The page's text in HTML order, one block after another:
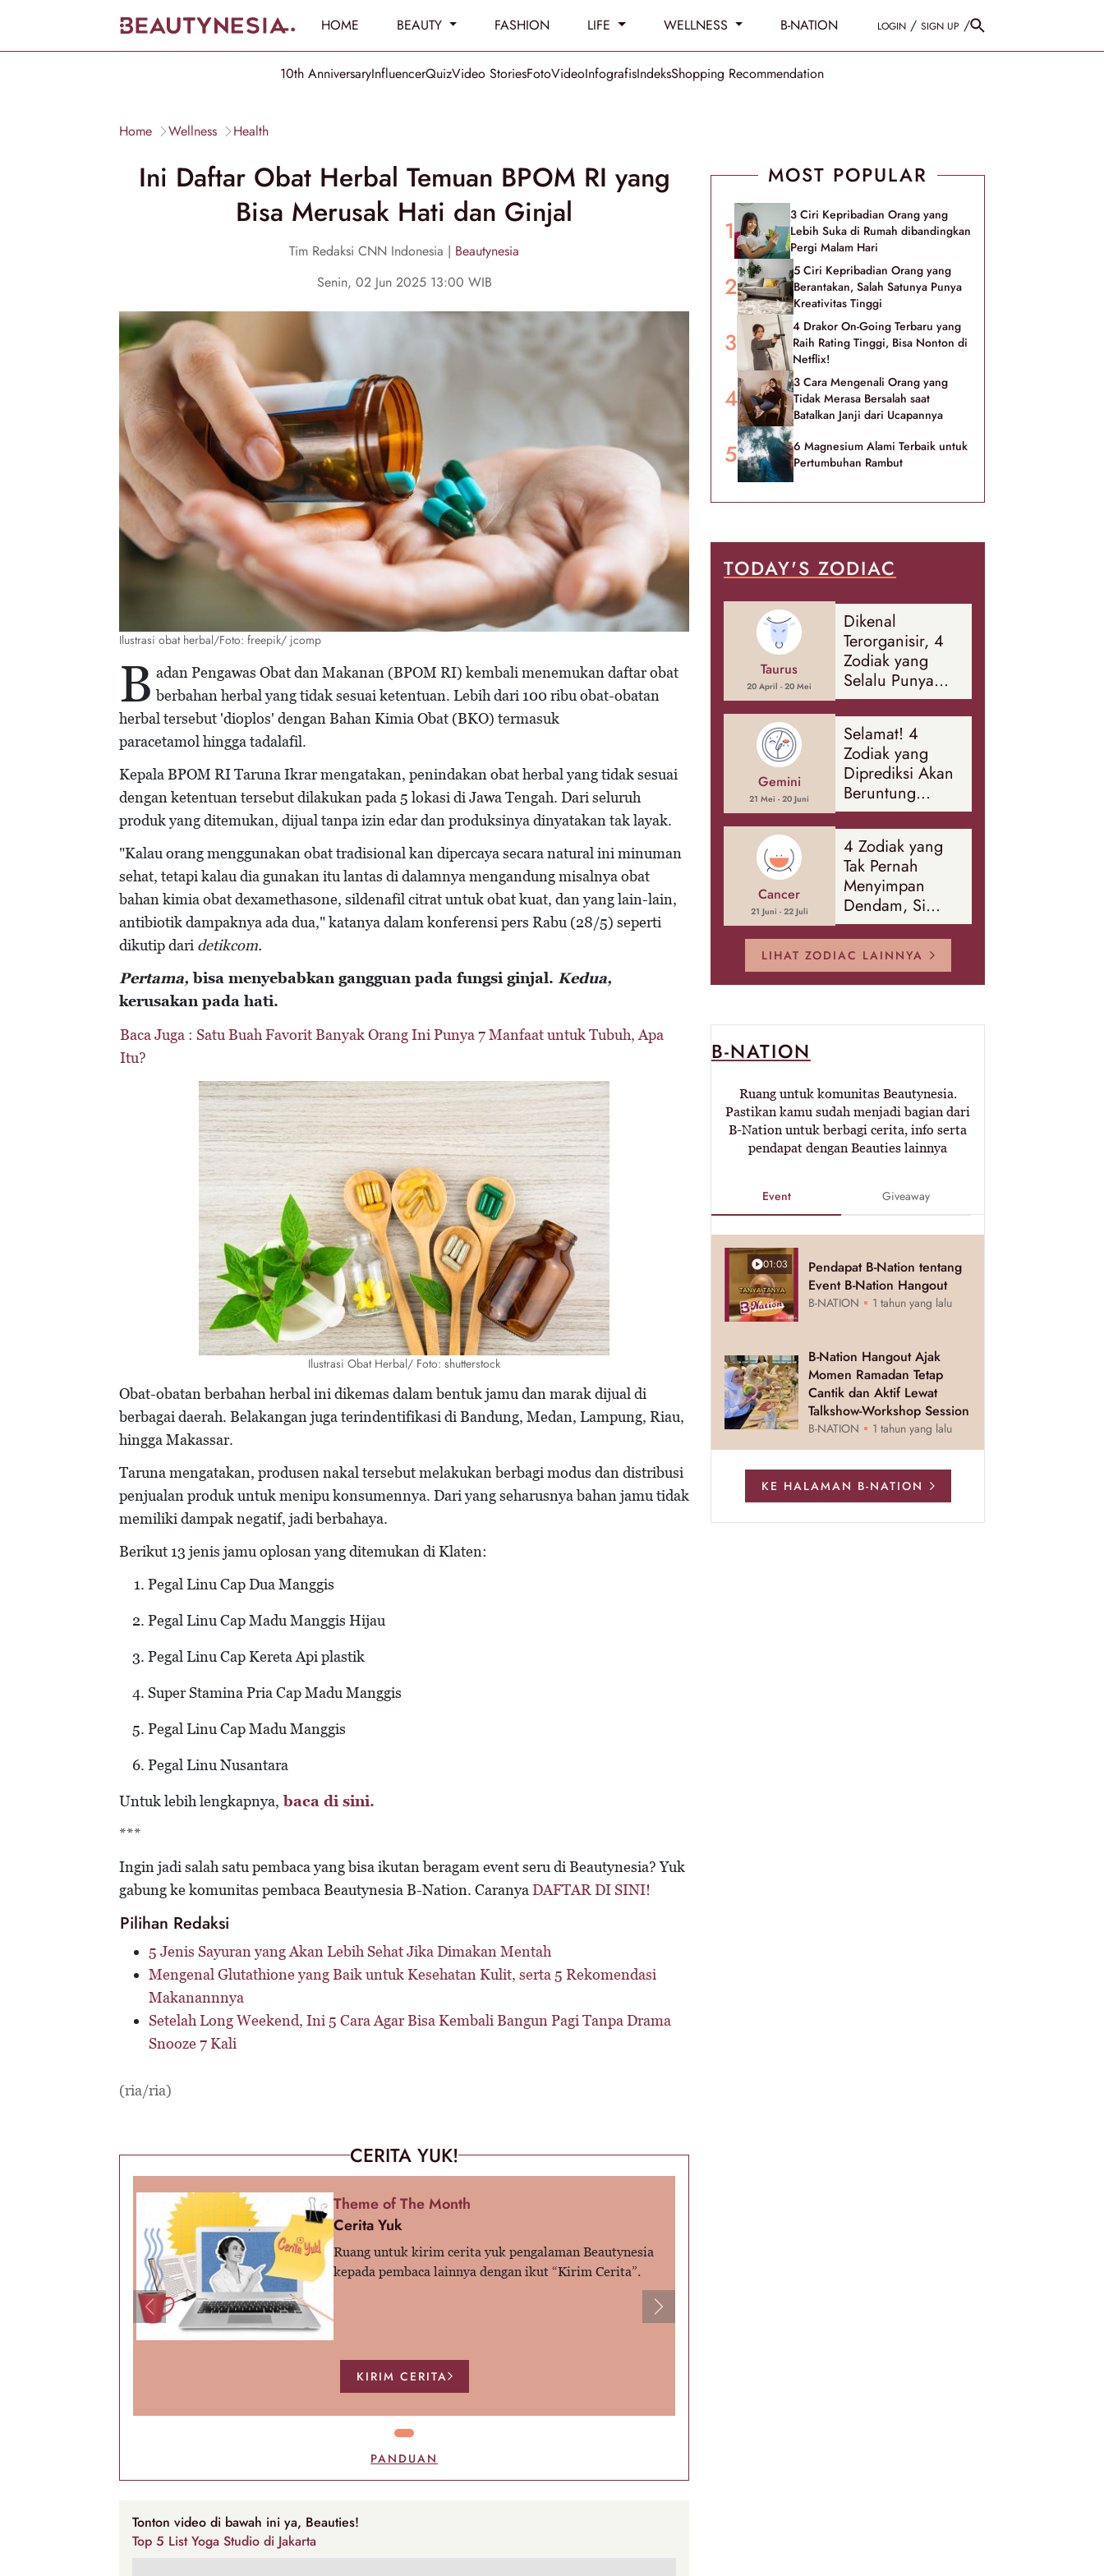
HOME BEAUTY FASHION LIFE WELLNESS B-NATION LOGIN / SIGN UP /
10th AnniversaryInfluencerQuizVideo StoriesFotoVideoInfografisIndeksShopping Recommendation
Home Wellness Health
Ini Daftar Obat Herbal Temuan BPOM RI yang
Bisa Merusak Hati dan Ginjal
Tim Redaksi CNN Indonesia | Beautynesia
Senin, 02 Jun 2025 13:00 WIB
Ilustrasi obat herbal/Foto: freepik/ jcomp
B adan Pengawas Obat dan Makanan (BPOM RI) kembali menemukan daftar obat
berbahan herbal yang tidak sesuai ketentuan. Lebih dari 100 ribu obat-obatan
herbal tersebut 'dioplos' dengan Bahan Kimia Obat (BKO) termasuk
paracetamol hingga tadalafil.
Kepala BPOM RI Taruna Ikrar mengatakan, penindakan obat herbal yang tidak sesuai
dengan ketentuan tersebut dilakukan pada 5 lokasi di Jawa Tengah. Dari seluruh
produk yang ditemukan, dijual tanpa izin edar dan produksinya dinyatakan tak layak.
"Kalau orang menggunakan obat tradisional kan dipercaya secara natural ini minuman
sehat, tetapi kalau dia gunakan itu lantas di dalamnya mengandung misalnya obat
bahan kimia obat dexamethasone, sildenafil citrat untuk obat kuat, dan yang lain-lain,
antibiotik dampaknya ada dua," katanya dalam konferensi pers Rabu (28/5) seperti
dikutip dari detikcom.
Pertama, bisa menyebabkan gangguan pada fungsi ginjal. Kedua,
kerusakan pada hati.
Baca Juga : Satu Buah Favorit Banyak Orang Ini Punya 7 Manfaat untuk Tubuh, Apa
Itu?
Ilustrasi Obat Herbal/ Foto: shutterstock
Obat-obatan berbahan herbal ini dikemas dalam bentuk jamu dan marak dijual di
berbagai daerah. Belakangan juga terindentifikasi di Bandung, Medan, Lampung, Riau,
hingga Makassar.
Taruna mengatakan, produsen nakal tersebut melakukan berbagi modus dan distribusi
penjualan produk untuk menipu konsumennya. Dari yang seharusnya bahan jamu tidak
memiliki dampak negatif, jadi berbahaya.
Berikut 13 jenis jamu oplosan yang ditemukan di Klaten:
Pegal Linu Cap Dua Manggis
Pegal Linu Cap Madu Manggis Hijau
Pegal Linu Cap Kereta Api plastik
Super Stamina Pria Cap Madu Manggis
Pegal Linu Cap Madu Manggis
Pegal Linu Nusantara
Untuk lebih lengkapnya, baca di sini.
***
Ingin jadi salah satu pembaca yang bisa ikutan beragam event seru di Beautynesia? Yuk
gabung ke komunitas pembaca Beautynesia B-Nation. CaranyaDAFTAR DI SINI!
Pilihan Redaksi
5 Jenis Sayuran yang Akan Lebih Sehat Jika Dimakan Mentah
Mengenal Glutathione yang Baik untuk Kesehatan Kulit, serta 5 Rekomendasi
Makanannnya
Setelah Long Weekend, Ini 5 Cara Agar Bisa Kembali Bangun Pagi Tanpa Drama
Snooze 7 Kali
(ria/ria)
CERITA YUK!
Theme of The Month
Cerita Yuk
Ruang untuk kirim cerita yuk pengalaman Beautynesia
kepada pembaca lainnya dengan ikut “Kirim Cerita”.
KIRIM CERITA
Previous Next
PANDUAN
Tonton video di bawah ini ya, Beauties!
Top 5 List Yoga Studio di Jakarta
MOST POPULAR
3 Ciri Kepribadian Orang yang
Lebih Suka di Rumah dibandingkan
Pergi Malam Hari
5 Ciri Kepribadian Orang yang
Berantakan, Salah Satunya Punya
Kreativitas Tinggi
4 Drakor On-Going Terbaru yang
Raih Rating Tinggi, Bisa Nonton di
Netflix!
3 Cara Mengenali Orang yang
Tidak Merasa Bersalah saat
Batalkan Janji dari Ucapannya
6 Magnesium Alami Terbaik untuk
Pertumbuhan Rambut
TODAY'S ZODIAC
Taurus
20 April - 20 Mei
Dikenal
Terorganisir, 4
Zodiak yang
Selalu Punya
Rencana
Cadangan Soal
Banyak Hal
Gemini
21 Mei - 20 Juni
Selamat! 4
Zodiak yang
Diprediksi Akan
Beruntung
Sepanjang
Agustus 2026
Cancer
21 Juni - 22 Juli
4 Zodiak yang
Tak Pernah
Menyimpan
Dendam, Si
Paling Mudah
Memaafkan!
LIHAT ZODIAC LAINNYA
B-NATION
Ruang untuk komunitas Beautynesia.
Pastikan kamu sudah menjadi bagian dari
B-Nation untuk berbagi cerita, info serta
pendapat dengan Beauties lainnya
Event Giveaway
01:03
Pendapat B-Nation tentang
Event B-Nation Hangout
B-NATION 1 tahun yang lalu
B-Nation Hangout Ajak
Momen Ramadan Tetap
Cantik dan Aktif Lewat
Talkshow-Workshop Session
B-NATION 1 tahun yang lalu
KE HALAMAN B-NATION